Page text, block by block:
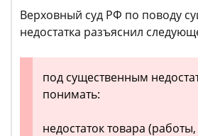
Верховный суд РФ по поводу
недостатка разъяснил
под существенным
понимать:
недостаток товара (работы,